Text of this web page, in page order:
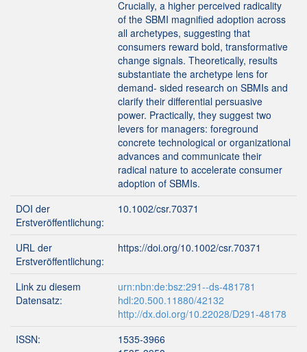
Crucially, a higher perceived radicality
of the SBMI magnified adoption across
all archetypes, suggesting that
consumers reward bold, transformative
change signals. Theoretically, results
substantiate the archetype lens for
demand- sided research on SBMIs and
clarify their differential persuasive
power. Practically, they suggest two
levers for managers: foreground
concrete technological or organizational
advances and communicate their
radical nature to accelerate consumer
adoption of SBMIs.
DOI der
Erstveröffentlichung:
10.1002/csr.70371
URL der
Erstveröffentlichung:
https://doi.org/10.1002/csr.70371
Link zu diesem
Datensatz:
urn:nbn:de:bsz:291--ds-481781
hdl:20.500.11880/42132
http://dx.doi.org/10.22028/D291-48178
ISSN:
1535-3966